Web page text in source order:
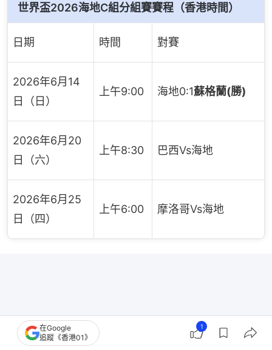
世界盃2026海地C組分組賽賽程（香港時間）
日期 時間 對賽
2026年6月14
日（日）
上午9:00 海地0:1蘇格蘭(勝)
2026年6月20
日（六）
上午8:30 巴西Vs海地
2026年6月25
日（四）
上午6:00 摩洛哥Vs海地
在Google
追蹤《香港01》
1